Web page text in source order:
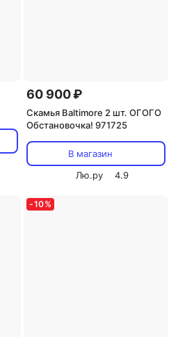
60 900 ₽
Скамья Baltimore 2 шт. ОГОГО
Обстановочка! 971725
В магазин
Лю.ру
4.9
-10%